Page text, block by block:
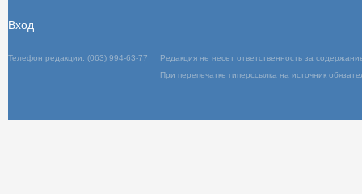
Телефон редакции: (063) 994-63-77
При